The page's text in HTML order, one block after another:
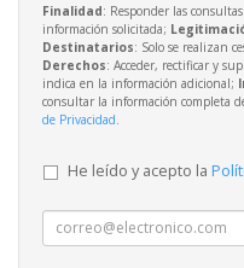
Finalidad: Responder las
información solicitada;
Destinatarios: Solo se realizan
Derechos: Acceder, rectificar y
indica en la información adicional;
consultar la información completa
de Privacidad
He leído y acepto la